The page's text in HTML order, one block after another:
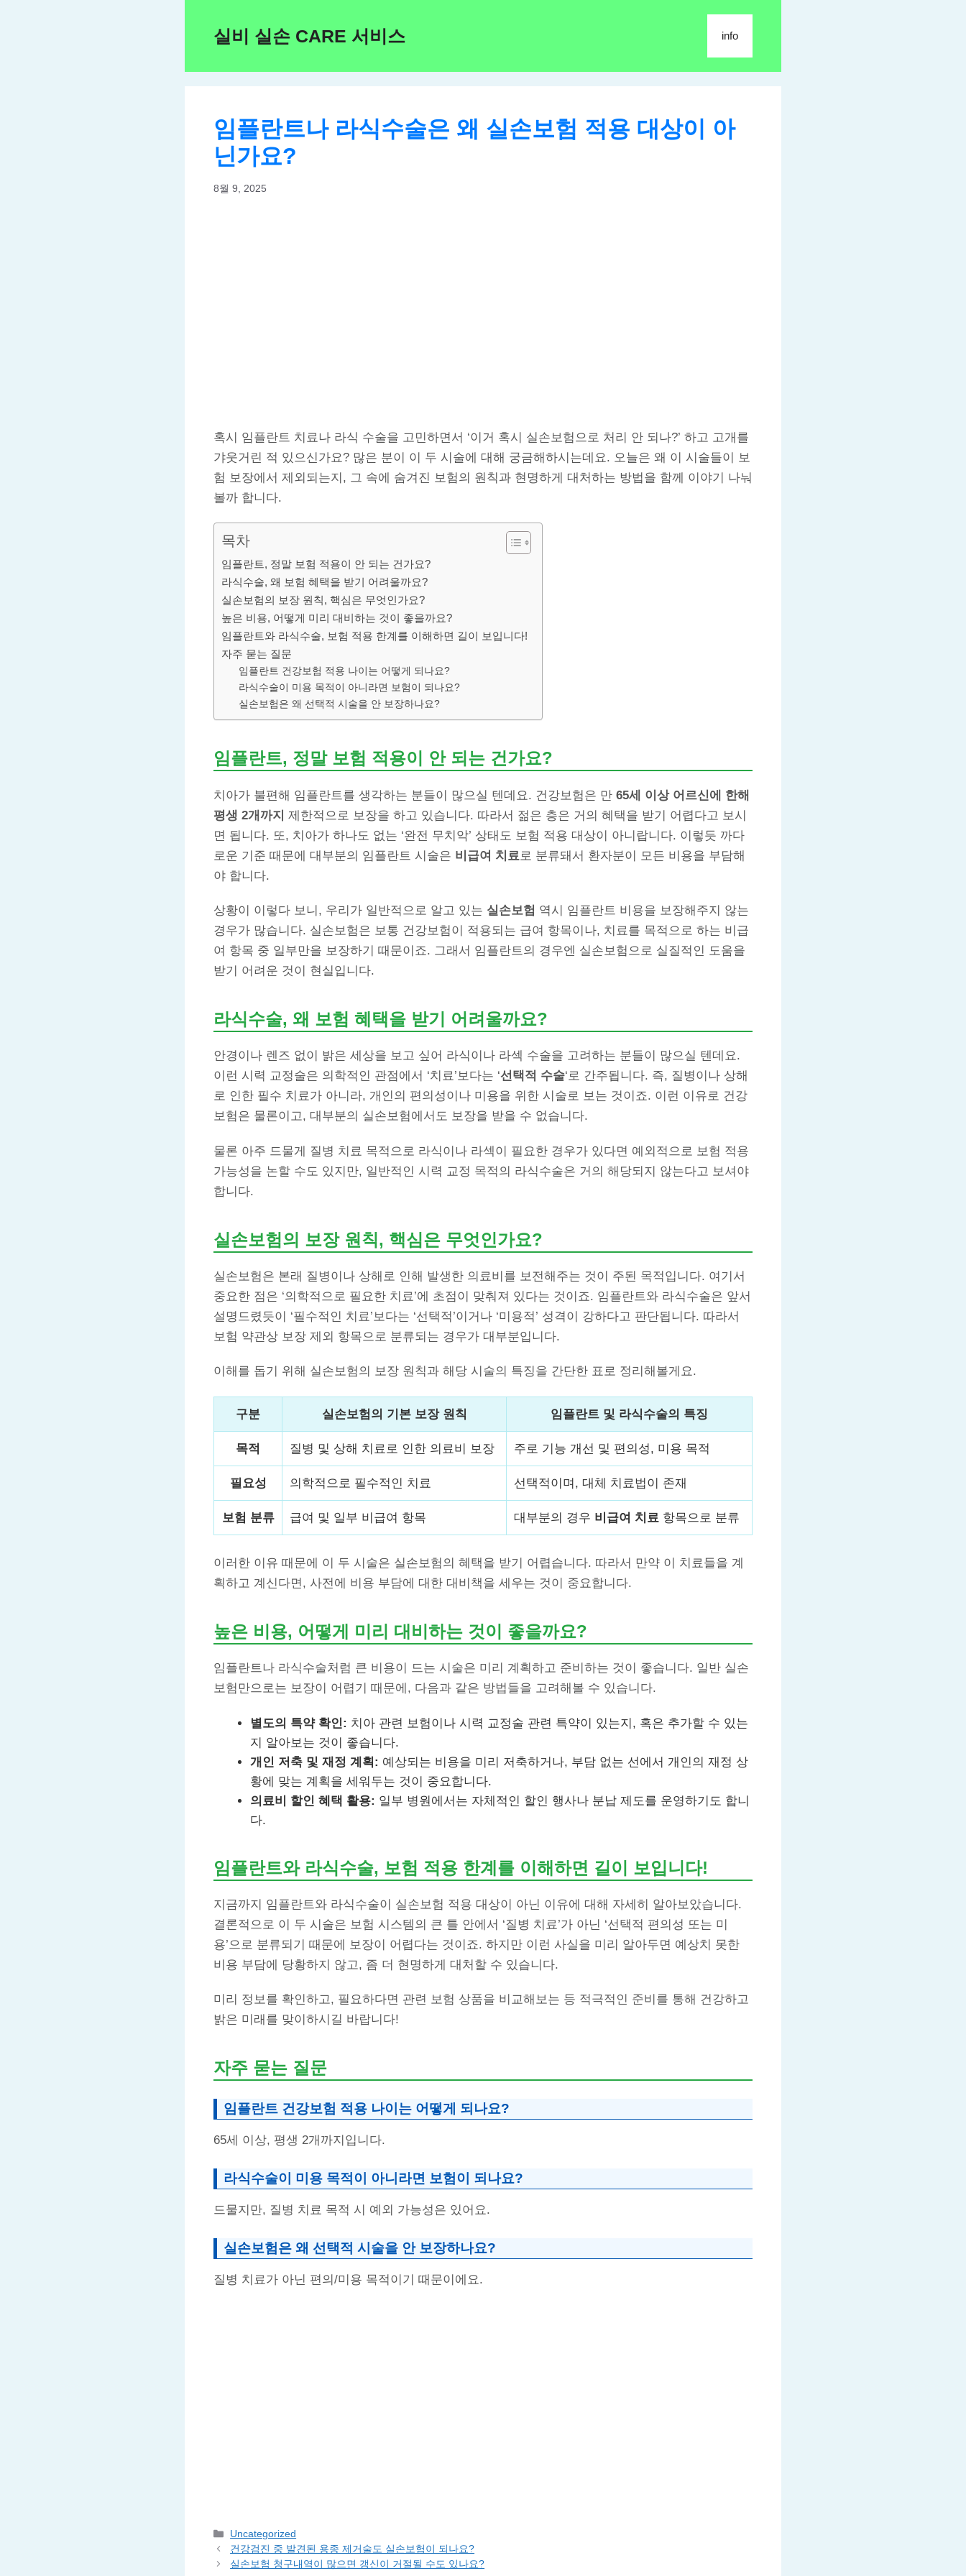
실비 실손 CARE 서비스 info
임플란트나 라식수술은 왜 실손보험 적용 대상이 아
닌가요?
8월 9, 2025
혹시 임플란트 치료나 라식 수술을 고민하면서 ‘이거 혹시 실손보험으로 처리 안 되나?’ 하고 고개를
갸웃거린 적 있으신가요? 많은 분이 이 두 시술에 대해 궁금해하시는데요. 오늘은 왜 이 시술들이 보
험 보장에서 제외되는지, 그 속에 숨겨진 보험의 원칙과 현명하게 대처하는 방법을 함께 이야기 나눠
볼까 합니다.
목차
임플란트, 정말 보험 적용이 안 되는 건가요?
라식수술, 왜 보험 혜택을 받기 어려울까요?
실손보험의 보장 원칙, 핵심은 무엇인가요?
높은 비용, 어떻게 미리 대비하는 것이 좋을까요?
임플란트와 라식수술, 보험 적용 한계를 이해하면 길이 보입니다!
자주 묻는 질문
임플란트 건강보험 적용 나이는 어떻게 되나요?
라식수술이 미용 목적이 아니라면 보험이 되나요?
실손보험은 왜 선택적 시술을 안 보장하나요?
임플란트, 정말 보험 적용이 안 되는 건가요?
치아가 불편해 임플란트를 생각하는 분들이 많으실 텐데요. 건강보험은 만 65세 이상 어르신에 한해
평생 2개까지 제한적으로 보장을 하고 있습니다. 따라서 젊은 층은 거의 혜택을 받기 어렵다고 보시
면 됩니다. 또, 치아가 하나도 없는 ‘완전 무치악’ 상태도 보험 적용 대상이 아니랍니다. 이렇듯 까다
로운 기준 때문에 대부분의 임플란트 시술은 비급여 치료 로 분류돼서 환자분이 모든 비용을 부담해
야 합니다.
상황이 이렇다 보니, 우리가 일반적으로 알고 있는 실손보험 역시 임플란트 비용을 보장해주지 않는
경우가 많습니다. 실손보험은 보통 건강보험이 적용되는 급여 항목이나, 치료를 목적으로 하는 비급
여 항목 중 일부만을 보장하기 때문이죠. 그래서 임플란트의 경우엔 실손보험으로 실질적인 도움을
받기 어려운 것이 현실입니다.
라식수술, 왜 보험 혜택을 받기 어려울까요?
안경이나 렌즈 없이 밝은 세상을 보고 싶어 라식이나 라섹 수술을 고려하는 분들이 많으실 텐데요.
이런 시력 교정술은 의학적인 관점에서 ‘치료’보다는 ‘선택적 수술‘로 간주됩니다. 즉, 질병이나 상해
로 인한 필수 치료가 아니라, 개인의 편의성이나 미용을 위한 시술로 보는 것이죠. 이런 이유로 건강
보험은 물론이고, 대부분의 실손보험에서도 보장을 받을 수 없습니다.
물론 아주 드물게 질병 치료 목적으로 라식이나 라섹이 필요한 경우가 있다면 예외적으로 보험 적용
가능성을 논할 수도 있지만, 일반적인 시력 교정 목적의 라식수술은 거의 해당되지 않는다고 보셔야
합니다.
실손보험의 보장 원칙, 핵심은 무엇인가요?
실손보험은 본래 질병이나 상해로 인해 발생한 의료비를 보전해주는 것이 주된 목적입니다. 여기서
중요한 점은 ‘의학적으로 필요한 치료’에 초점이 맞춰져 있다는 것이죠. 임플란트와 라식수술은 앞서
설명드렸듯이 ‘필수적인 치료’보다는 ‘선택적’이거나 ‘미용적’ 성격이 강하다고 판단됩니다. 따라서
보험 약관상 보장 제외 항목으로 분류되는 경우가 대부분입니다.
이해를 돕기 위해 실손보험의 보장 원칙과 해당 시술의 특징을 간단한 표로 정리해볼게요.
구분 실손보험의 기본 보장 원칙 임플란트 및 라식수술의 특징
목적 질병 및 상해 치료로 인한 의료비 보장 주로 기능 개선 및 편의성, 미용 목적
필요성 의학적으로 필수적인 치료 선택적이며, 대체 치료법이 존재
보험 분류 급여 및 일부 비급여 항목 대부분의 경우 비급여 치료 항목으로 분류
이러한 이유 때문에 이 두 시술은 실손보험의 혜택을 받기 어렵습니다. 따라서 만약 이 치료들을 계
획하고 계신다면, 사전에 비용 부담에 대한 대비책을 세우는 것이 중요합니다.
높은 비용, 어떻게 미리 대비하는 것이 좋을까요?
임플란트나 라식수술처럼 큰 비용이 드는 시술은 미리 계획하고 준비하는 것이 좋습니다. 일반 실손
보험만으로는 보장이 어렵기 때문에, 다음과 같은 방법들을 고려해볼 수 있습니다.
별도의 특약 확인: 치아 관련 보험이나 시력 교정술 관련 특약이 있는지, 혹은 추가할 수 있는
지 알아보는 것이 좋습니다.
개인 저축 및 재정 계획: 예상되는 비용을 미리 저축하거나, 부담 없는 선에서 개인의 재정 상
황에 맞는 계획을 세워두는 것이 중요합니다.
의료비 할인 혜택 활용: 일부 병원에서는 자체적인 할인 행사나 분납 제도를 운영하기도 합니
다.
임플란트와 라식수술, 보험 적용 한계를 이해하면 길이 보입니다!
지금까지 임플란트와 라식수술이 실손보험 적용 대상이 아닌 이유에 대해 자세히 알아보았습니다.
결론적으로 이 두 시술은 보험 시스템의 큰 틀 안에서 ‘질병 치료’가 아닌 ‘선택적 편의성 또는 미
용’으로 분류되기 때문에 보장이 어렵다는 것이죠. 하지만 이런 사실을 미리 알아두면 예상치 못한
비용 부담에 당황하지 않고, 좀 더 현명하게 대처할 수 있습니다.
미리 정보를 확인하고, 필요하다면 관련 보험 상품을 비교해보는 등 적극적인 준비를 통해 건강하고
밝은 미래를 맞이하시길 바랍니다!
자주 묻는 질문
임플란트 건강보험 적용 나이는 어떻게 되나요?
65세 이상, 평생 2개까지입니다.
라식수술이 미용 목적이 아니라면 보험이 되나요?
드물지만, 질병 치료 목적 시 예외 가능성은 있어요.
실손보험은 왜 선택적 시술을 안 보장하나요?
질병 치료가 아닌 편의/미용 목적이기 때문이에요.
Categories
Uncategorized
건강검진 중 발견된 용종 제거술도 실손보험이 되나요?
실손보험 청구내역이 많으면 갱신이 거절될 수도 있나요?